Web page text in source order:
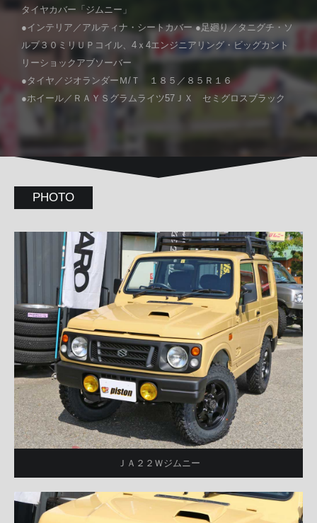
タイヤカバー「ジムニー」
●インテリア／アルティナ・シートカバー ●足廻り／タニグチ・ソ
ルブ３０ミリＵＰコイル、4ｘ4エンジニアリング・ビッグカント
リーショックアブソーバー
●タイヤ／ジオランダーＭ/Ｔ １８５／８５Ｒ１６
●ホイール／ＲＡＹＳグラムライツ57ＪＸ セミグロスブラック
PHOTO
ＪＡ２２Ｗジムニー